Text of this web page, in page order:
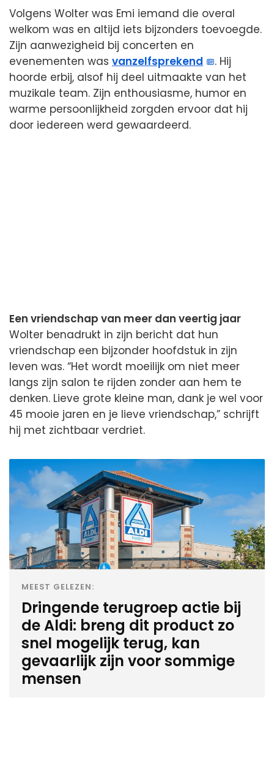
Volgens Wolter was Emi iemand die overal
welkom was en altijd iets bijzonders toevoegde.
Zijn aanwezigheid bij concerten en
evenementen was vanzelfsprekend
. Hij
hoorde erbij, alsof hij deel uitmaakte van het
muzikale team. Zijn enthousiasme, humor en
warme persoonlijkheid zorgden ervoor dat hij
door iedereen werd gewaardeerd.
Een vriendschap van meer dan veertig jaar
Wolter benadrukt in zijn bericht dat hun
vriendschap een bijzonder hoofdstuk in zijn
leven was. “Het wordt moeilijk om niet meer
langs zijn salon te rijden zonder aan hem te
denken. Lieve grote kleine man, dank je wel voor
45 mooie jaren en je lieve vriendschap,” schrijft
hij met zichtbaar verdriet.
MEEST GELEZEN:
Dringende terugroep actie bij
de Aldi: breng dit product zo
snel mogelijk terug, kan
gevaarlijk zijn voor sommige
mensen